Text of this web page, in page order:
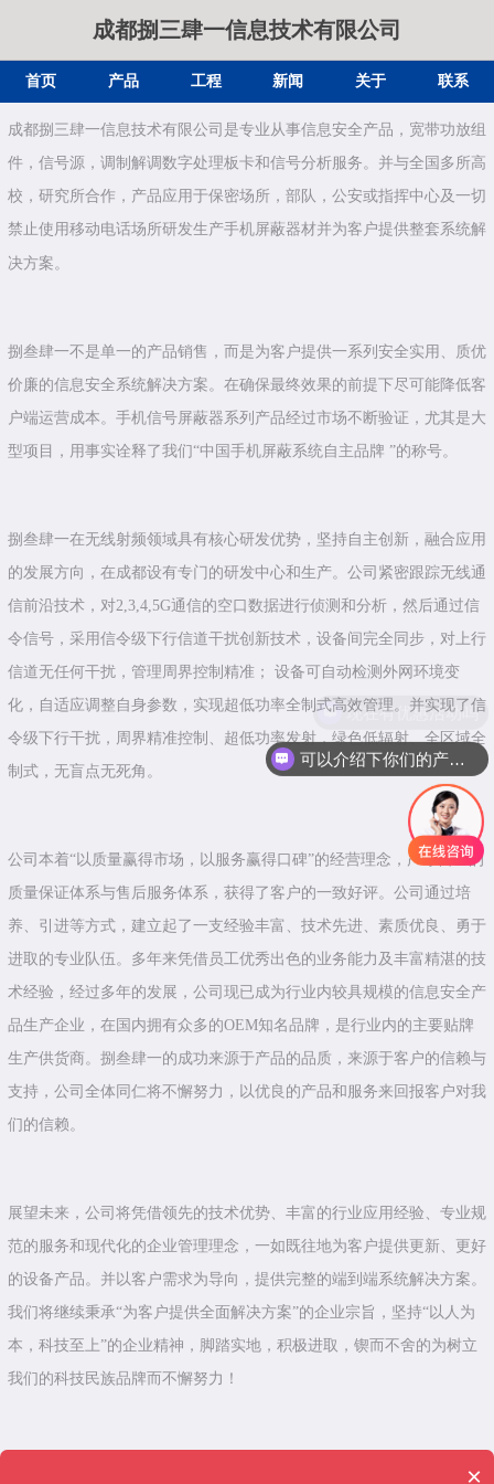
成都捌三肆一信息技术有限公司
首页 产品 工程 新闻 关于 联系
成都捌三肆一信息技术有限公司是专业从事信息安全产品，宽带功放组
件，信号源，调制解调数字处理板卡和信号分析服务。并与全国多所高
校，研究所合作，产品应用于保密场所，部队，公安或指挥中心及一切
禁止使用移动电话场所研发生产手机屏蔽器材并为客户提供整套系统解
决方案。
捌叁肆一不是单一的产品销售，而是为客户提供一系列安全实用、质优
价廉的信息安全系统解决方案。在确保最终效果的前提下尽可能降低客
户端运营成本。手机信号屏蔽器系列产品经过市场不断验证，尤其是大
型项目，用事实诠释了我们“中国手机屏蔽系统自主品牌 ”的称号。
捌叁肆一在无线射频领域具有核心研发优势，坚持自主创新，融合应用
的发展方向，在成都设有专门的研发中心和生产。公司紧密跟踪无线通
信前沿技术，对2,3,4,5G通信的空口数据进行侦测和分析，然后通过信
令信号，采用信令级下行信道干扰创新技术，设备间完全同步，对上行
信道无任何干扰，管理周界控制精准； 设备可自动检测外网环境变
化，自适应调整自身参数，实现超低功率全制式高效管理。并实现了信
令级下行干扰，周界精准控制、超低功率发射，绿色低辐射、全区域全
制式，无盲点无死角。
公司本着“以质量赢得市场，以服务赢得口碑”的经营理念，严守自己的
质量保证体系与售后服务体系，获得了客户的一致好评。公司通过培
养、引进等方式，建立起了一支经验丰富、技术先进、素质优良、勇于
进取的专业队伍。多年来凭借员工优秀出色的业务能力及丰富精湛的技
术经验，经过多年的发展，公司现已成为行业内较具规模的信息安全产
品生产企业，在国内拥有众多的OEM知名品牌，是行业内的主要贴牌
生产供货商。捌叁肆一的成功来源于产品的品质，来源于客户的信赖与
支持，公司全体同仁将不懈努力，以优良的产品和服务来回报客户对我
们的信赖。
展望未来，公司将凭借领先的技术优势、丰富的行业应用经验、专业规
范的服务和现代化的企业管理理念，一如既往地为客户提供更新、更好
的设备产品。并以客户需求为导向，提供完整的端到端系统解决方案。
我们将继续秉承“为客户提供全面解决方案”的企业宗旨，坚持“以人为
本，科技至上”的企业精神，脚踏实地，积极进取，锲而不舍的为树立
我们的科技民族品牌而不懈努力！
可以介绍下你们的产品么
现在有优惠活动吗
×